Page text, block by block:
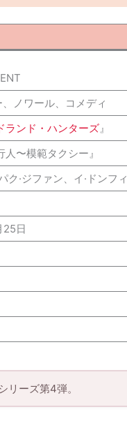
ノワール、コメディ
ランド・ハンターズ』
〜模範タクシー』
ク·ジファン、イ·ドンフィ
25日
ーズ第4弾。